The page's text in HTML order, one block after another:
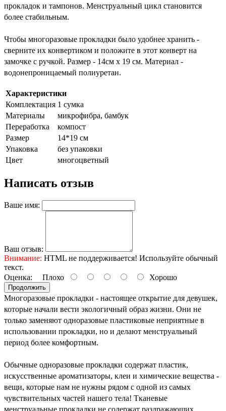
прокладок и тампонов. Менструальный цикл становится
более стабильным.
Чтобы многоразовые прокладки было удобнее хранить -
сверните их конвертиком и положите в этот конверт на
замочке с ручкой. Размер - 14см х 19 см. Материал -
водонепроницаемый полиуретан.
Характеристики
Комплектация 1 сумка
Материалы
микрофибра, бамбук
Переработка
компост
Размер
14*19 см
Упаковка
без упаковки
Цвет
многоцветный
Написать отзыв
Ваше имя:
Ваш отзыв:
Внимание: HTML не поддерживается! Используйте обычный
текст.
Оценка: Плохо Хорошо
Продолжить
Многоразовые прокладки - настоящее открытие для девушек,
которые начали вести экологичный образ жизни. Они не
только заменяют одноразовые пластиковые неприятные в
использовании прокладки, но и делают менструальный
период более комфортным.
Обычные одноразовые прокладки содержат пластик,
искусственные ароматизаторы, клеи и химические вещества -
вещи, которые нам не нужны рядом с одной из самых
чувствительных частей нашего тела! Тканевые